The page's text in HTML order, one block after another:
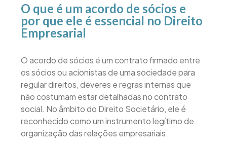
O que é um acordo de sócios e
por que ele é essencial no Direito
Empresarial
O acordo de sócios é um contrato firmado entre
os sócios ou acionistas de uma sociedade para
regular direitos, deveres e regras internas que
não costumam estar detalhadas no contrato
social. No âmbito do Direito Societário, ele é
reconhecido como um instrumento legítimo de
organização das relações empresariais.